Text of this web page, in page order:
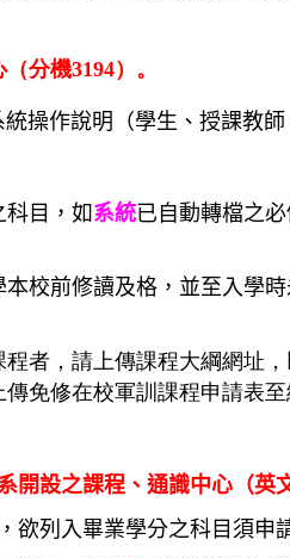
分機3194）。
操作說明（學生、授課教師
目，如系統已自動轉檔之必
校前修讀及格，並至入學
者，請上傳課程大綱網址
免修在校軍訓課程申請表
開設之課程、通識中心（英
欲列入畢業學分之科目 須申